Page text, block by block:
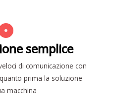
semplice
di comunicazione con
prima la soluzione
macchina